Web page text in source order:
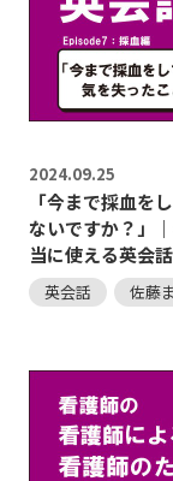
2024.09.25
「今まで採血を
ないですか？」
当に使える英会
英会話 佐藤